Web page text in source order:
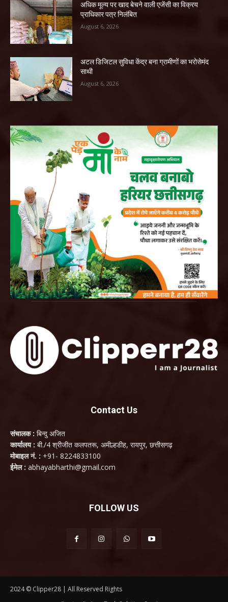
अधिक मूल्य पर खाद बेचने वाली एजेंसी का विक्रय
प्राधिकार पत्र निलंबित
August 6, 2026
अटल डिजिटल सुविधा केंद्र बना ग्रामीणों का भरोसेमंद
साथी
August 6, 2026
Contact Us
संचालक : बिन्दु अजित
कार्यालय : बी./4 श्रीजीत कलपतरू, अमील्हडीह, रायपुर, छत्तीसगढ़
मोबाइल नं. : +91- 8224833100
ईमेल : abhayabharthi@gmail.com
FOLLOW US
2024 © Clipper28 | All Reserved Rights